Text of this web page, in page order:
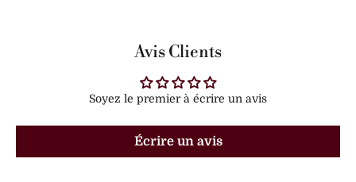
Avis Clients
Soyez le premier à écrire un avis
Écrire un avis